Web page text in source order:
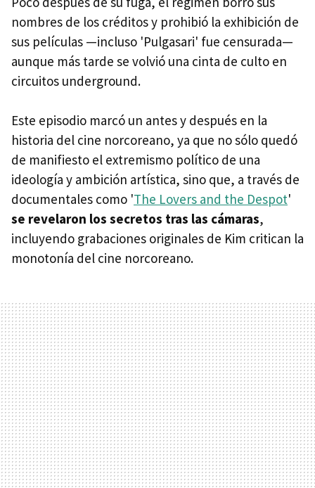
nombres de los créditos y prohibió la exhibición de
sus películas —incluso 'Pulgasari' fue censurada—
aunque más tarde se volvió una cinta de culto en
circuitos underground.
Este episodio marcó un antes y después en la
historia del cine norcoreano, ya que no sólo quedó
de manifiesto el extremismo político de una
ideología y ambición artística, sino que, a través de
documentales como 'The Lovers and the Despot'
se revelaron los secretos tras las cámaras,
incluyendo grabaciones originales de Kim critican la
monotonía del cine norcoreano.